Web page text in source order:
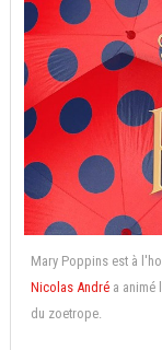
Mary Poppins est à
Nicolas André a animé
du zoetrope.